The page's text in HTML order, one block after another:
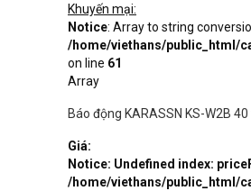
Khuyến mại:
Notice: Array to string
/home/viethans/public_html/
on line 61
Array
Báo động KARASSN KS-W2B
Giá:
Notice: Undefined index:
/home/viethans/public_html/